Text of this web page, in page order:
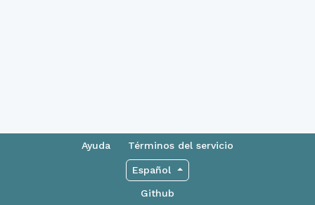
Ayuda Términos del servicio
Español
Github